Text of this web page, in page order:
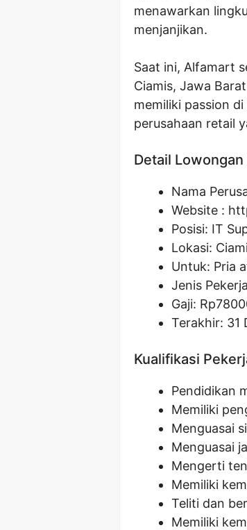
menawarkan
menjanjikan.
Saat ini, Alfamart
Ciamis, Jawa
memiliki passion
perusahaan retail
Detail Lowongan
Nama
Website :
Posisi: IT
Lokasi:
Untuk: Pria
Jenis
Gaji: Rp
Terakhir: 31
Kualifikasi
Pendidikan
Memiliki
Menguasai
Menguasai
Mengerti
Memiliki
Teliti dan
Memiliki